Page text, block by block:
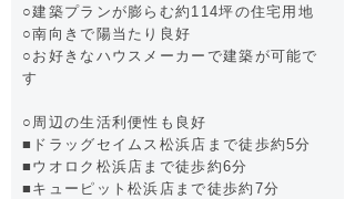
○建築プランが膨らむ約114坪の住宅用地
○南向きで陽当たり良好
○お好きなハウスメーカーで建築が可能で
す
○周辺の生活利便性も良好
■ドラッグセイムス松浜店まで徒歩約5分
■ウオロク松浜店まで徒歩約6分
■キューピット松浜店まで徒歩約7分